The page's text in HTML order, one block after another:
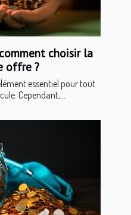
choisir la
offre ?
essentiel pour tout
Cependant,...